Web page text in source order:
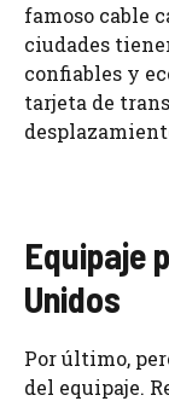
famoso cable
ciudades
confiables y
tarjeta de
Equipaje
Unidos
Por último,
del equipaje.